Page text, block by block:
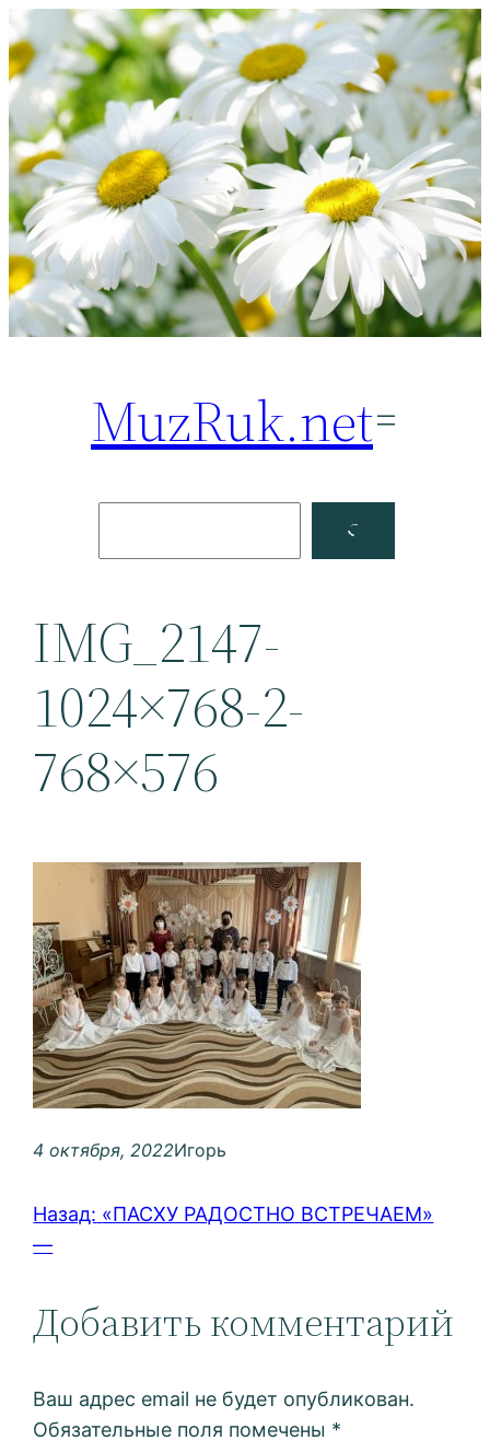
Перейти
к
содержимому
MuzRuk.net
Facebook
IMG_2147-
1024×768-2-
768×576
4 октября, 2022Игорь
Назад: «ПАСХУ РАДОСТНО ВСТРЕЧАЕМ»
—
Добавить комментарий
Ваш адрес email не будет опубликован.
Обязательные поля помечены *